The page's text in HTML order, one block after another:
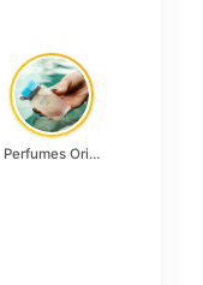
Perfumes Originais